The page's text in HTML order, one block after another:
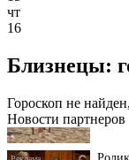
чт
16
Близнецы:
Гороскоп не
Новости партнеров
люди